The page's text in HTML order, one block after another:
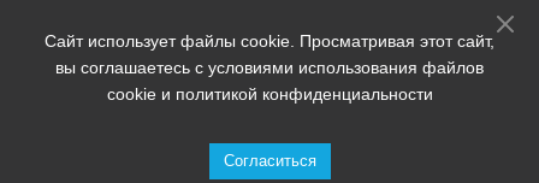
Сайт использует файлы cookie. Просматривая этот сайт,
вы соглашаетесь с условиями использования файлов
cookie и политикой конфиденциальности
Согласиться